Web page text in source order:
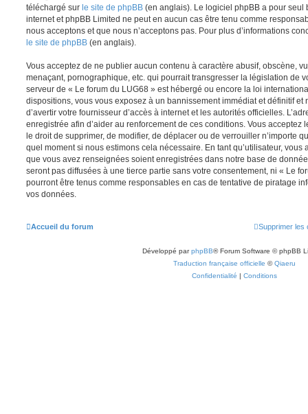
téléchargé sur le site de phpBB (en anglais). Le logiciel phpBB a pour seul
internet et phpBB Limited ne peut en aucun cas être tenu comme
nous acceptons et que nous n’acceptons pas. Pour plus d’informations
le site de phpBB (en anglais).
Vous acceptez de ne publier aucun contenu à caractère abusif, obscène,
menaçant, pornographique, etc. qui pourrait transgresser la législation de
serveur de « Le forum du LUG68 » est hébergé ou encore la loi
dispositions, vous vous exposez à un bannissement immédiat et définitif et
d’avertir votre fournisseur d’accès à internet et les autorités officielles.
enregistrée afin d’aider au renforcement de ces conditions. Vous acceptez
le droit de supprimer, de modifier, de déplacer ou de verrouiller n’importe
quel moment si nous estimons cela nécessaire. En tant qu’utilisateur,
que vous avez renseignées soient enregistrées dans notre base de
seront pas diffusées à une tierce partie sans votre consentement, ni « Le
pourront être tenus comme responsables en cas de tentative de piratage
vos données.
Accueil du forum Supprimer les
Développé parphpBB® Forum Software © phpBB
Traduction française officielle ©Qiaeru
Confidentialité | Conditions